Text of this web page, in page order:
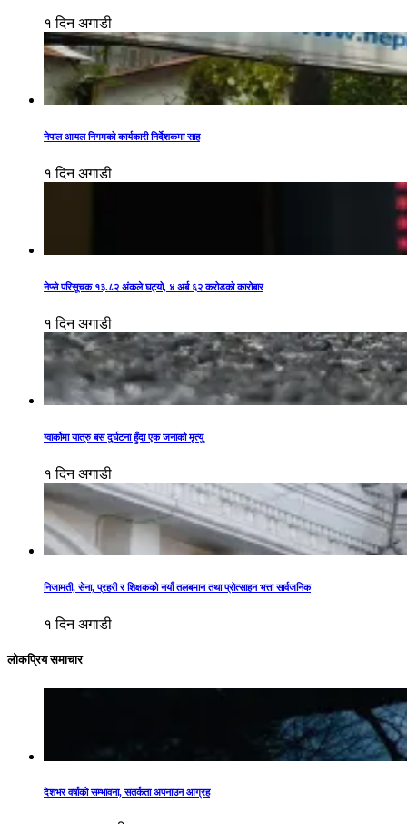
१ दिन अगाडी
नेपाल आयल निगमको कार्यकारी निर्देशकमा साह
१ दिन अगाडी
नेप्से परिसूचक १३.८२ अंकले घट्यो, ४ अर्ब ६२ करोडको कारोबार
१ दिन अगाडी
ग्वार्कोमा यात्रु बस दुर्घटना हुँदा एक जनाको मृत्यु
१ दिन अगाडी
निजामती, सेना, प्रहरी र शिक्षकको नयाँ तलबमान तथा प्रोत्साहन भत्ता सार्वजनिक
१ दिन अगाडी
लोकप्रिय समाचार
देशभर वर्षाको सम्भावना, सतर्कता अपनाउन आग्रह